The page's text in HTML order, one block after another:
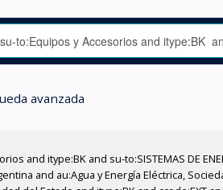
avanzada
and itype:BK and su-to:SISTEMAS DE
and au:Agua y Energía Eléctrica,